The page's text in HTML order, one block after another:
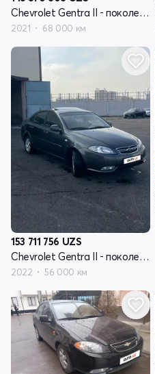
Chevrolet Gentra II - поколение
2021 68 000 км
153 711 756 UZS
Chevrolet Gentra II - поколение
2022 56 000 км